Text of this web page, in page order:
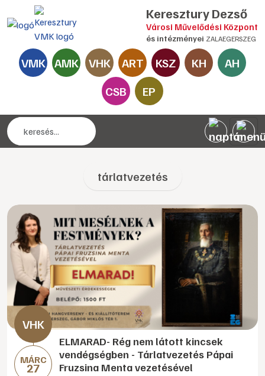
Keresztury Dezső
Városi Művelődési Központ
és intézményei ZALAEGERSZEG
VMK AMK VHK ART KSZ KH
AH
CSB
EP
tárlatvezetés
MÁRC
27
ELMARAD- Rég nem látott kincsek
vendégségben - Tárlatvezetés Pápai
Fruzsina Menta vezetésével